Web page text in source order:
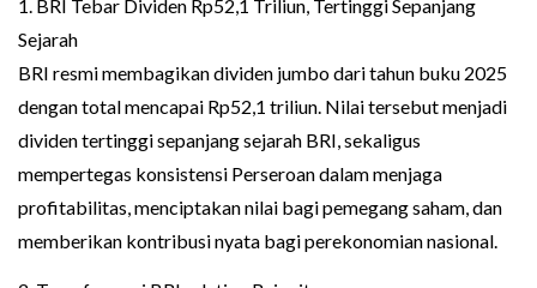
1. BRI Tebar Dividen Rp52,1 Triliun, Tertinggi Sepanjang
Sejarah
BRI resmi membagikan dividen jumbo dari tahun buku 2025
dengan total mencapai Rp52,1 triliun. Nilai tersebut menjadi
dividen tertinggi sepanjang sejarah BRI, sekaligus
mempertegas konsistensi Perseroan dalam menjaga
profitabilitas, menciptakan nilai bagi pemegang saham, dan
memberikan kontribusi nyata bagi perekonomian nasional.